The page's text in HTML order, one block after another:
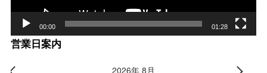
00:00 01:28
営業日案内
2026年 8月